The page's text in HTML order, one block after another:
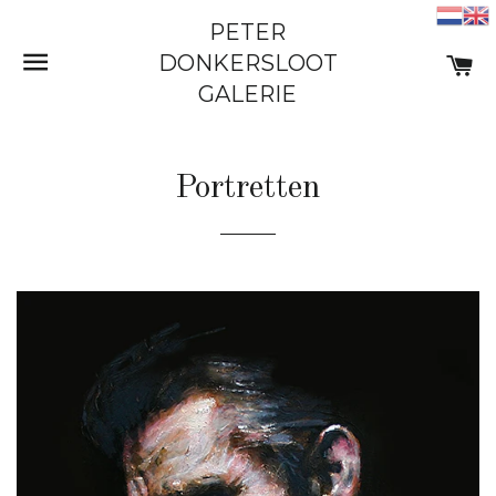
SITE NAVIGATIE
PETER
DONKERSLOOT
GALERIE
Portretten